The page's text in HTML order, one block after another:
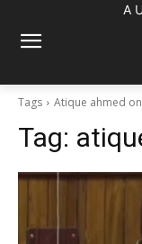
A
Tags Atique ahmed
Tag: